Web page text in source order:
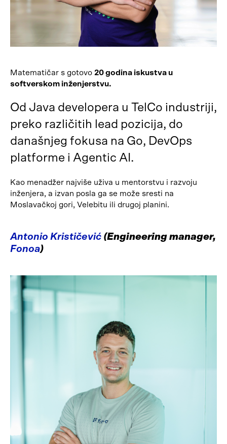
Matematičar s gotovo 20 godina iskustva u
softverskom inženjerstvu.
Od Java developera u TelCo industriji,
preko različitih lead pozicija, do
današnjeg fokusa na Go, DevOps
platforme i Agentic AI.
Kao menadžer najviše uživa u mentorstvu i razvoju
inženjera, a izvan posla ga se može sresti na
Moslavačkoj gori, Velebitu ili drugoj planini.
Antonio Krističević (Engineering manager,
Fonoa)